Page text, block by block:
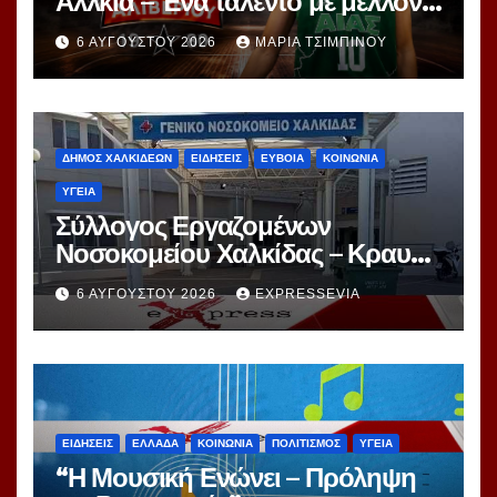
στα χέρια του Αγγέλου
6 ΑΥΓΟΎΣΤΟΥ 2026 ΜΑΡΊΑ ΤΣΙΜΠΙΝΟΎ
ΔΗΜΟΣ ΧΑΛΚΙΔΕΩΝ ΕΙΔΗΣΕΙΣ ΕΥΒΟΙΑ ΚΟΙΝΩΝΙΑ
ΥΓΕΙΑ
Σύλλογος Εργαζομένων
Νοσοκομείου Χαλκίδας – Κραυγή
Αγωνίας
6 ΑΥΓΟΎΣΤΟΥ 2026 EXPRESSEVIA
ΕΙΔΗΣΕΙΣ ΕΛΛΑΔΑ ΚΟΙΝΩΝΙΑ ΠΟΛΙΤΙΣΜΟΣ ΥΓΕΙΑ
“Η Μουσική Ενώνει – Πρόληψη